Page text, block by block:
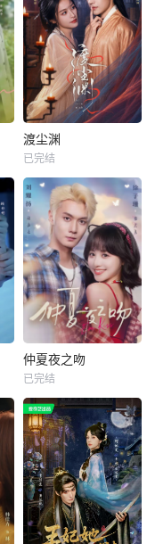
渡尘渊
已完结
仲夏夜之吻
已完结